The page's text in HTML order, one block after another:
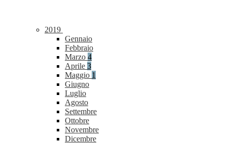
2019
Gennaio
Febbraio
Marzo 4
Aprile 3
Maggio 1
Giugno
Luglio
Agosto
Settembre
Ottobre
Novembre
Dicembre